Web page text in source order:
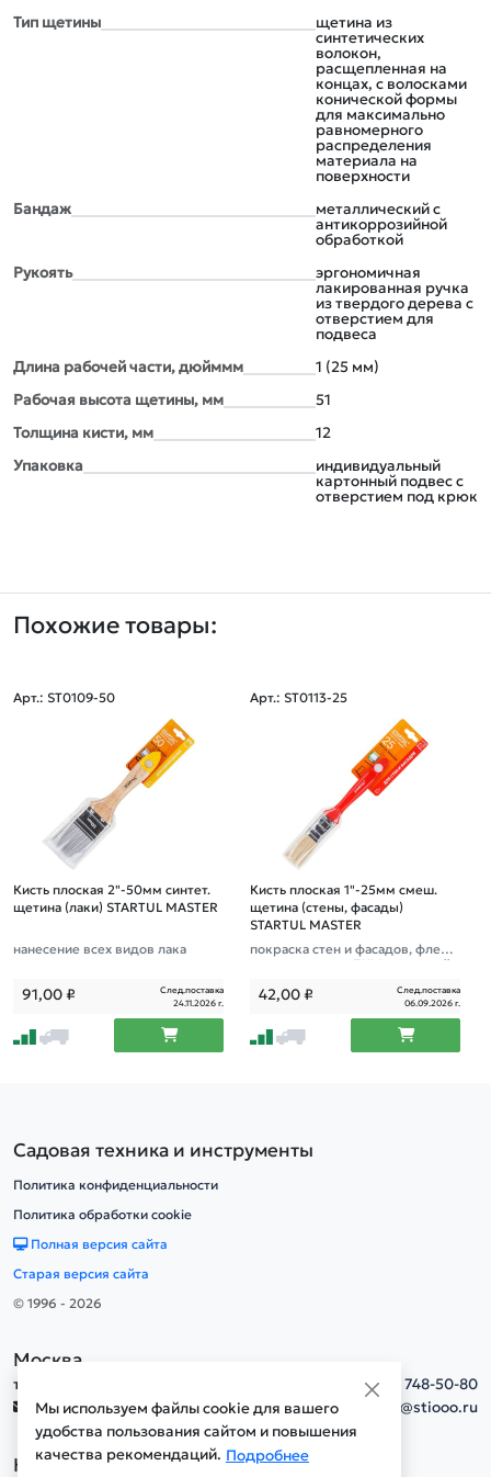
Тип щетины
щетина из
синтетических
волокон,
расщепленная на
концах, с волосками
конической формы
для максимально
равномерного
распределения
материала на
поверхности
Бандаж
металлический с
антикоррозийной
обработкой
Рукоять
эргономичная
лакированная ручка
из твердого дерева с
отверстием для
подвеса
Длина рабочей части, дюйммм
1 (25 мм)
Рабочая высота щетины, мм
51
Толщина кисти, мм
12
Упаковка
индивидуальный
картонный подвес с
отверстием под крюк
Похожие товары:
Арт.: ST0109-50
Кисть плоская 2"-50мм синтет.
щетина (лаки) STARTUL MASTER
нанесение всех видов лака
91,00₽
След.поставка
24.11.2026 г.
Арт.: ST0113-25
Кисть плоская 1"-25мм смеш.
щетина (стены, фасады)
STARTUL MASTER
покраска стен и фасадов, флейц
евая малярная, ЛКМ на водной
42,00₽
След.поставка
06.09.2026 г.
Мы используем файлы cookie для вашего
удобства пользования сайтом и повышения
качества рекомендаций. Подробнее
Садовая техника и инструменты
Политика конфиденциальности
Политика обработки cookie
Полная версия сайта
Старая версия сайта
© 1996 - 2026
Москва
тел.
+7(495) 748-50-80
info@stiooo.ru
Новосибирск